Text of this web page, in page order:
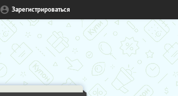
Зарегистрироваться